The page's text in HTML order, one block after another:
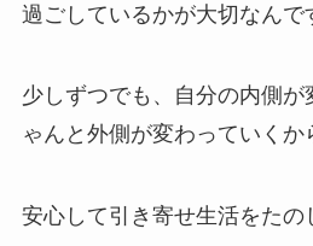
過ごしているかが大切なんで
少しずつでも、自分の内側が
ゃんと外側が変わっていくか
安心して引き寄せ生活をた